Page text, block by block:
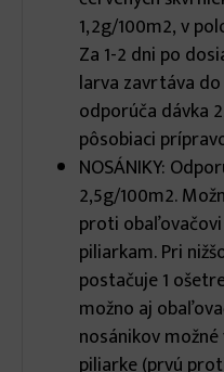
1,2g/100m2, v
Za 1-2 dni po
larva zavrtáva
odporúča dávka
pôsobiaci
NOSÁNIKY:
2,5g/100m2.
proti
piliarkam. Pri
postačuje 1
možno aj
nosánikov
piliarke (prvú